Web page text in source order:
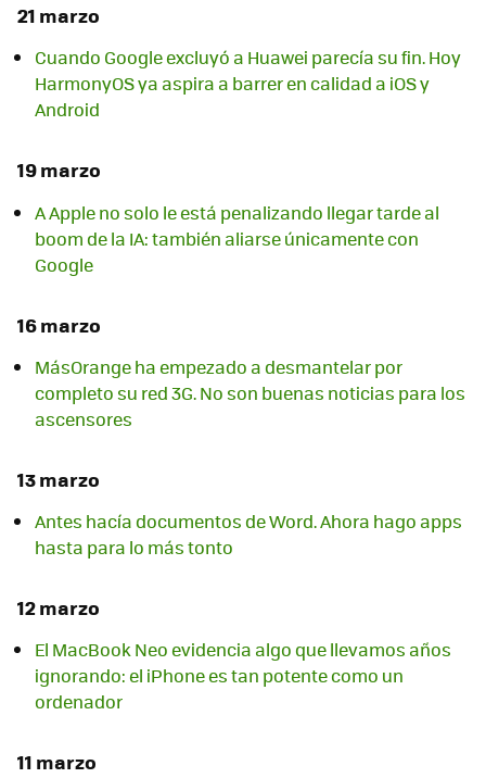
21 marzo
Cuando Google excluyó a Huawei parecía su fin. Hoy
HarmonyOS ya aspira a barrer en calidad a iOS y
Android
19 marzo
A Apple no solo le está penalizando llegar tarde al
boom de la IA: también aliarse únicamente con
Google
16 marzo
MásOrange ha empezado a desmantelar por
completo su red 3G. No son buenas noticias para los
ascensores
13 marzo
Antes hacía documentos de Word. Ahora hago apps
hasta para lo más tonto
12 marzo
El MacBook Neo evidencia algo que llevamos años
ignorando: el iPhone es tan potente como un
ordenador
11 marzo